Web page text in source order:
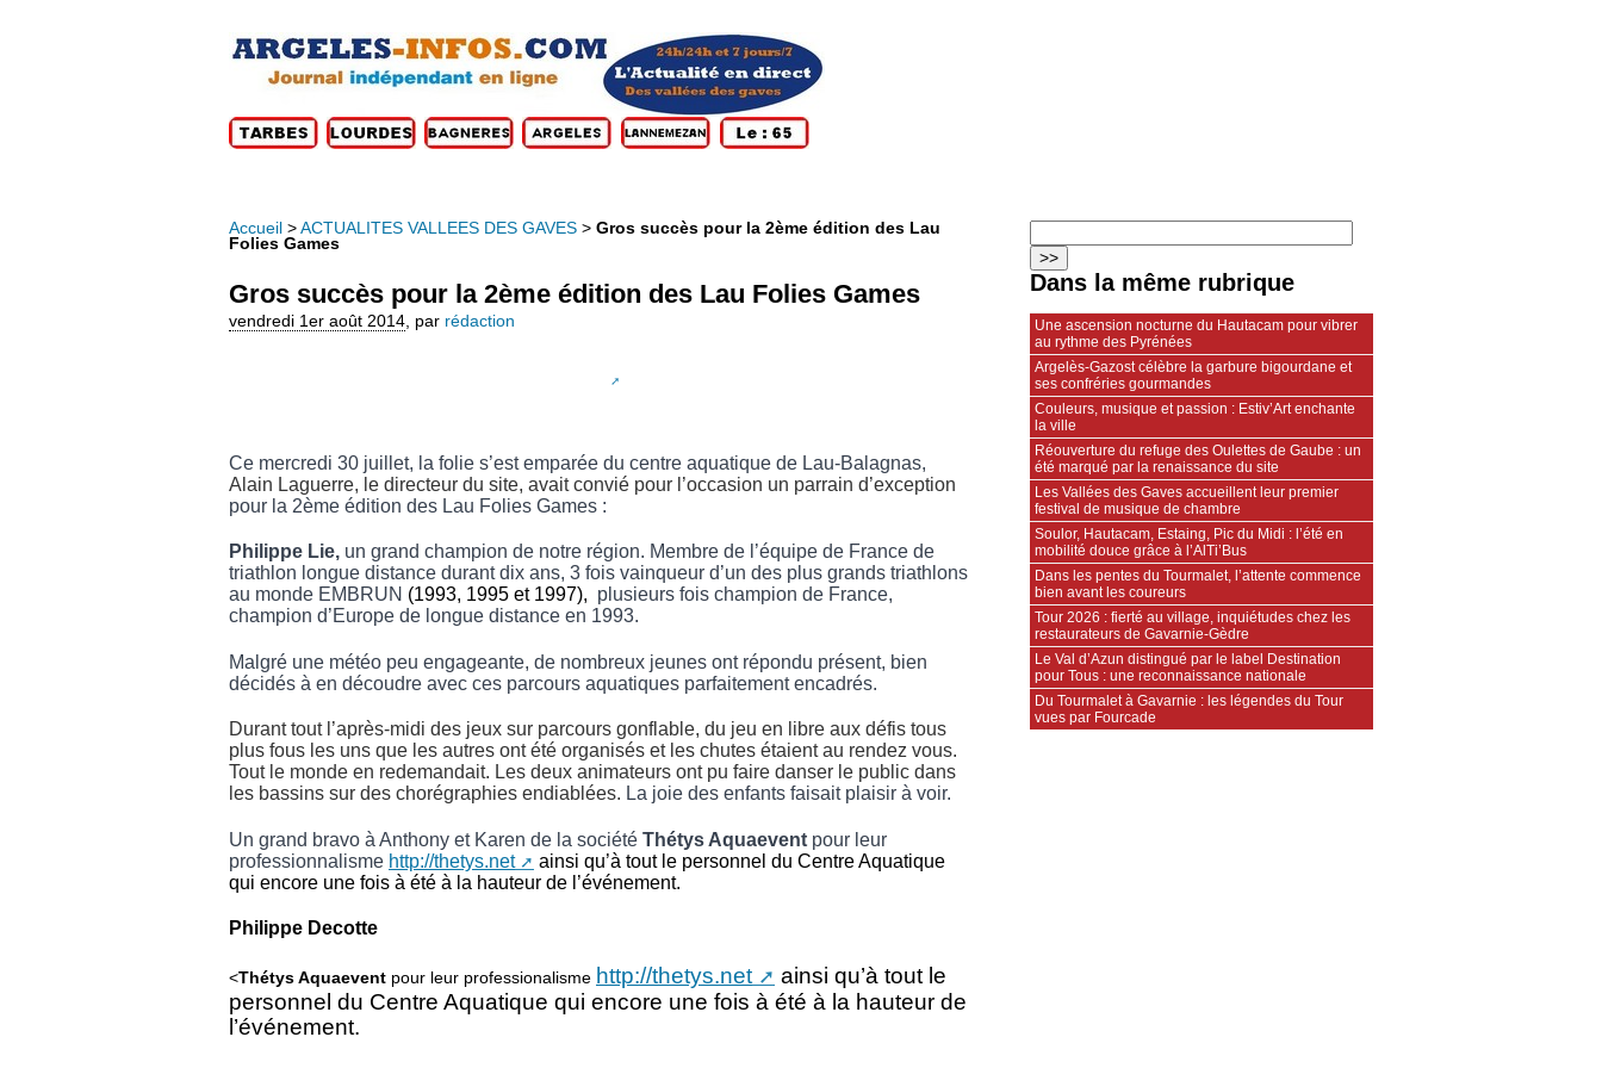
Accueil > ACTUALITES VALLEES DES GAVES > Gros succès pour la 2ème édition des Lau
Folies Games
Gros succès pour la 2ème édition des Lau Folies Games
vendredi 1er août 2014 par rédaction
Ce mercredi 30 juillet, la folie s’est emparée du centre aquatique de Lau-Balagnas,
Alain Laguerre, le directeur du site, avait convié pour l’occasion un parrain d’exception
pour la 2ème édition des Lau Folies Games :
Philippe Lie, un grand champion de notre région. Membre de l’équipe de France de
triathlon longue distance durant dix ans, 3 fois vainqueur d’un des plus grands triathlons
au monde EMBRUN (1993, 1995 et 1997), plusieurs fois champion de France,
champion d’Europe de longue distance en 1993.
Malgré une météo peu engageante, de nombreux jeunes ont répondu présent, bien
décidés à en découdre avec ces parcours aquatiques parfaitement encadrés.
Durant tout l’après-midi des jeux sur parcours gonflable, du jeu en libre aux défis tous
plus fous les uns que les autres ont été organisés et les chutes étaient au rendez vous.
Tout le monde en redemandait. Les deux animateurs ont pu faire danser le public dans
les bassins sur des chorégraphies endiablées. La joie des enfants faisait plaisir à voir.
Un grand bravo à Anthony et Karen de la société Thétys Aquaevent pour leur
professionnalisme http://thetys.net
ainsi qu’à tout le personnel du Centre Aquatique
qui encore une fois à été à la hauteur de l’événement.
Philippe Decotte
<Thétys Aquaevent pour leur professionalisme http://thetys.net
ainsi qu’à tout le
personnel du Centre Aquatique qui encore une fois à été à la hauteur de
l’événement.
Dans la même rubrique
Une ascension nocturne du Hautacam pour vibrer
au rythme des Pyrénées
Argelès-Gazost célèbre la garbure bigourdane et
ses confréries gourmandes
Couleurs, musique et passion : Estiv’Art enchante
la ville
Réouverture du refuge des Oulettes de Gaube : un
été marqué par la renaissance du site
Les Vallées des Gaves accueillent leur premier
festival de musique de chambre
Soulor, Hautacam, Estaing, Pic du Midi : l’été en
mobilité douce grâce à l’AlTi’Bus
Dans les pentes du Tourmalet, l’attente commence
bien avant les coureurs
Tour 2026 : fierté au village, inquiétudes chez les
restaurateurs de Gavarnie‑Gèdre
Le Val d’Azun distingué par le label Destination
pour Tous : une reconnaissance nationale
Du Tourmalet à Gavarnie : les légendes du Tour
vues par Fourcade